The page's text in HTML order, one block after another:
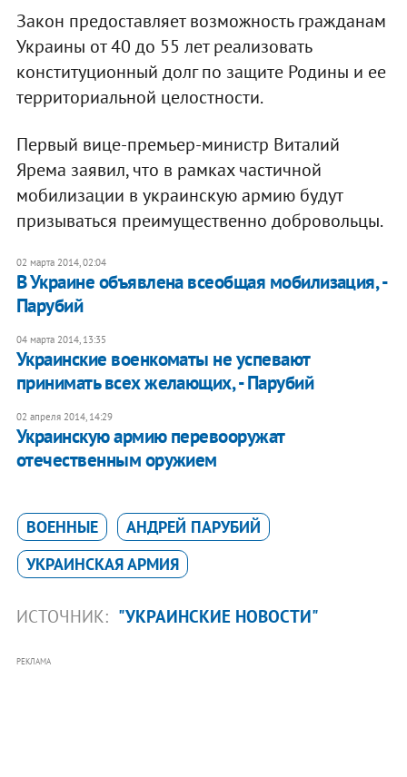
Закон предоставляет возможность гражданам
Украины от 40 до 55 лет реализовать
конституционный долг по защите Родины и ее
территориальной целостности.
Первый вице-премьер-министр Виталий
Ярема заявил, что в рамках частичной
мобилизации в украинскую армию будут
призываться преимущественно добровольцы.
02 марта 2014, 02:04
В Украине объявлена всеобщая мобилизация, -
Парубий
04 марта 2014, 13:35
Украинские военкоматы не успевают
принимать всех желающих, - Парубий
02 апреля 2014, 14:29
Украинскую армию перевооружат
отечественным оружием
ВОЕННЫЕ
АНДРЕЙ ПАРУБИЙ
УКРАИНСКАЯ АРМИЯ
ИСТОЧНИК: "УКРАИНСКИЕ НОВОСТИ"
РЕКЛАМА